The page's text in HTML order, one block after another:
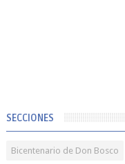
SECCIONES
Bicentenario de Don Bosco